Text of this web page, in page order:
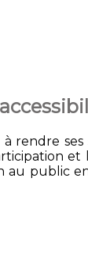
à rendre
et
au public